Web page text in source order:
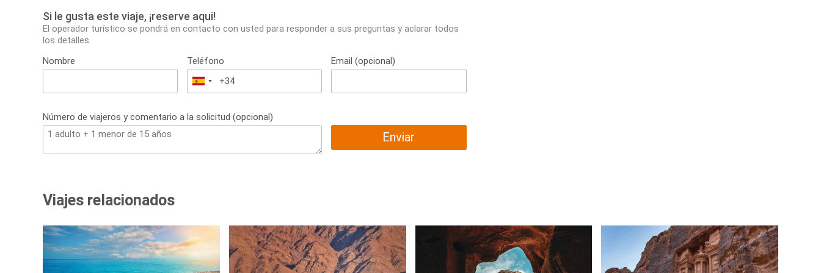
Si le gusta este viaje, ¡reserve aqui!
El operador turístico se pondrá en contacto con usted para responder a sus preguntas y aclarar todos
los detalles.
Nombre
Teléfono
España
+34
Email (opcional)
Número de viajeros y comentario a la solicitud (opcional)
Enviar
Viajes relacionados